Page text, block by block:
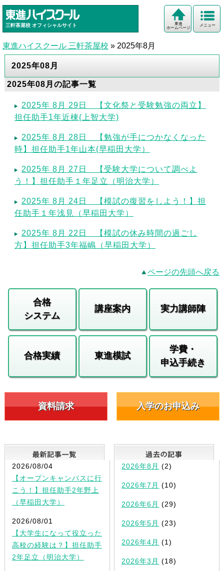
三軒茶屋校 オフィシャルサイト メニュー
東進
ホームページ
東進ハイスクール 三軒茶屋校 » 2025年8月
2025年08月
2025年08月の記事一覧
2025年 8月 29日 【文化祭と受験勉強の両立】
担任助手1年近棟(上智大学)
2025年 8月 28日 【勉強が手につかなくなった
時】担任助手1年山本(早稲田大学）
2025年 8月 27日 【受験大学について調べよ
う！】担任助手１年足立（明治大学）
2025年 8月 24日 【模試の復習をしよう！】担
任助手１年浅見（早稲田大学）
2025年 8月 22日 【模試の休み時間の過ごし
方】担任助手3年福嶋（早稲田大学）
ページの先頭へ戻る
合格
システム
講座案内 実力講師陣
合格実績 東進模試
学費・
申込手続き
資料請求 入学のお申込み
最新記事一覧
2026/08/04
【オープンキャンパスに行
こう！】担任助手2年野上
（早稲田大学）
2026/08/01
【大学生になって役立った
高校の経験は？】担任助手
2年足立（明治大学）
2026年8月 (2)
2026年7月 (10)
2026年6月 (29)
2026年5月 (23)
2026年4月 (1)
2026年3月 (18)